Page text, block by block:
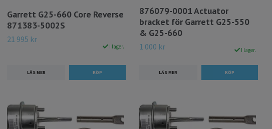
Garrett G25-660 Core Reverse
871383-5002S
21 995 kr
I lager.
LÄS MER
876079-0001 Actuator
bracket för Garrett G25-550
& G25-660
1 000 kr I lager.
LÄS MER